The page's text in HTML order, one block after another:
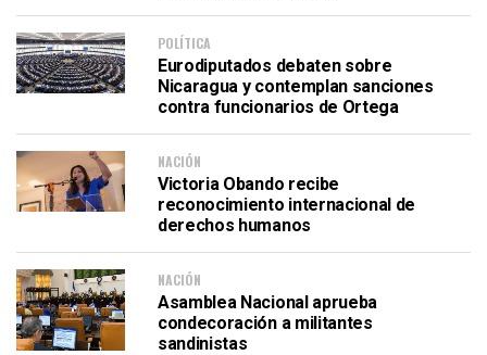
POLÍTICA
Eurodiputados debaten sobre
Nicaragua y contemplan sanciones
contra funcionarios de Ortega
NACIÓN
Victoria Obando recibe
reconocimiento internacional de
derechos humanos
NACIÓN
Asamblea Nacional aprueba
condecoración a militantes
sandinistas